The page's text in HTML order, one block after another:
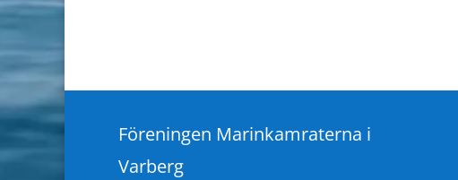
Föreningen Marinkamraterna i
Varberg